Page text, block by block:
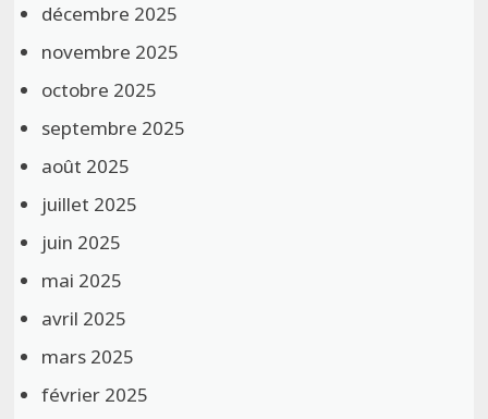
décembre 2025
novembre 2025
octobre 2025
septembre 2025
août 2025
juillet 2025
juin 2025
mai 2025
avril 2025
mars 2025
février 2025